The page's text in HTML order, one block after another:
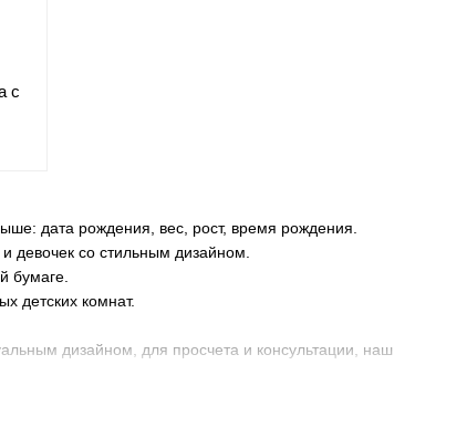
дата рождения, вес, рост, время рождения.
девочек со стильным дизайном.
бумаге.
детских комнат.
дизайном, для просчета и консультации, наш
с